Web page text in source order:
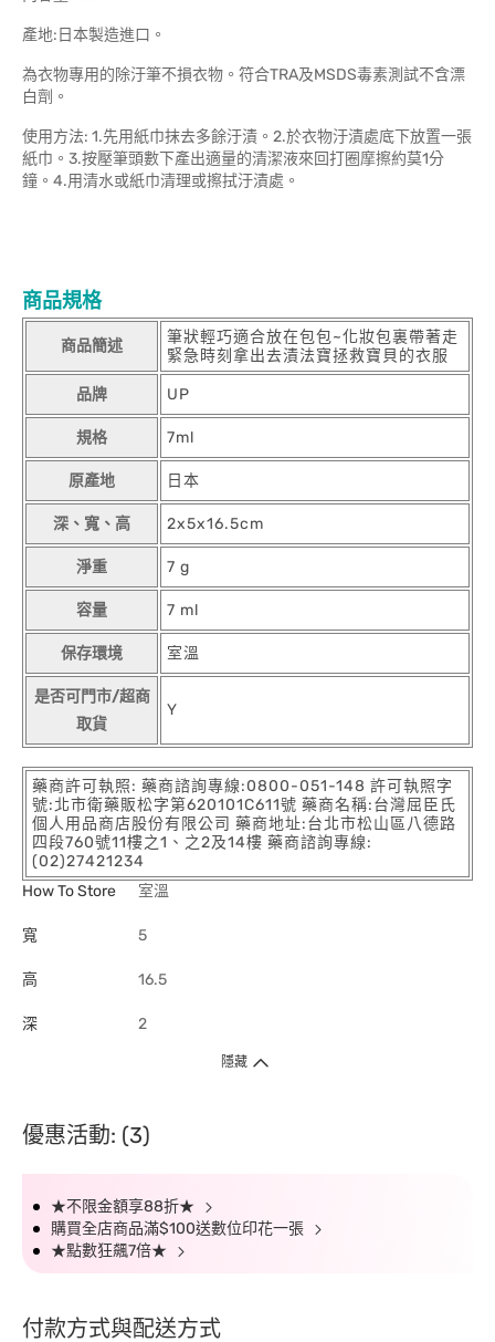
產地:日本製造進口。
為衣物專用的除汙筆不損衣物。符合TRA及MSDS毒素測試不含漂
白劑。
使用方法: 1.先用紙巾抹去多餘汙漬。2.於衣物汙漬處底下放置一張
紙巾。3.按壓筆頭數下產出適量的清潔液來回打圈摩擦約莫1分
鐘。4.用清水或紙巾清理或擦拭汙漬處。
商品規格
商品簡述
筆狀輕巧適合放在包包~化妝包裏帶著走
緊急時刻拿出去漬法寶拯救寶貝的衣服
品牌 UP
規格 7ml
原產地 日本
深、寬、高 2x5x16.5cm
淨重 7 g
容量 7 ml
保存環境 室溫
是否可門市/超商
取貨
Y
藥商許可執照: 藥商諮詢專線:0800-051-148 許可執照字
號:北市衛藥販松字第620101C611號 藥商名稱:台灣屈臣氏
個人用品商店股份有限公司 藥商地址:台北市松山區八德路
四段760號11樓之1、之2及14樓 藥商諮詢專線:
(02)27421234
How To Store
室溫
寬 5
高 16.5
深 2
隱藏
優惠活動: (3)
★不限金額享88折★
購買全店商品滿$100送數位印花一張
★點數狂飆7倍★
付款方式與配送方式